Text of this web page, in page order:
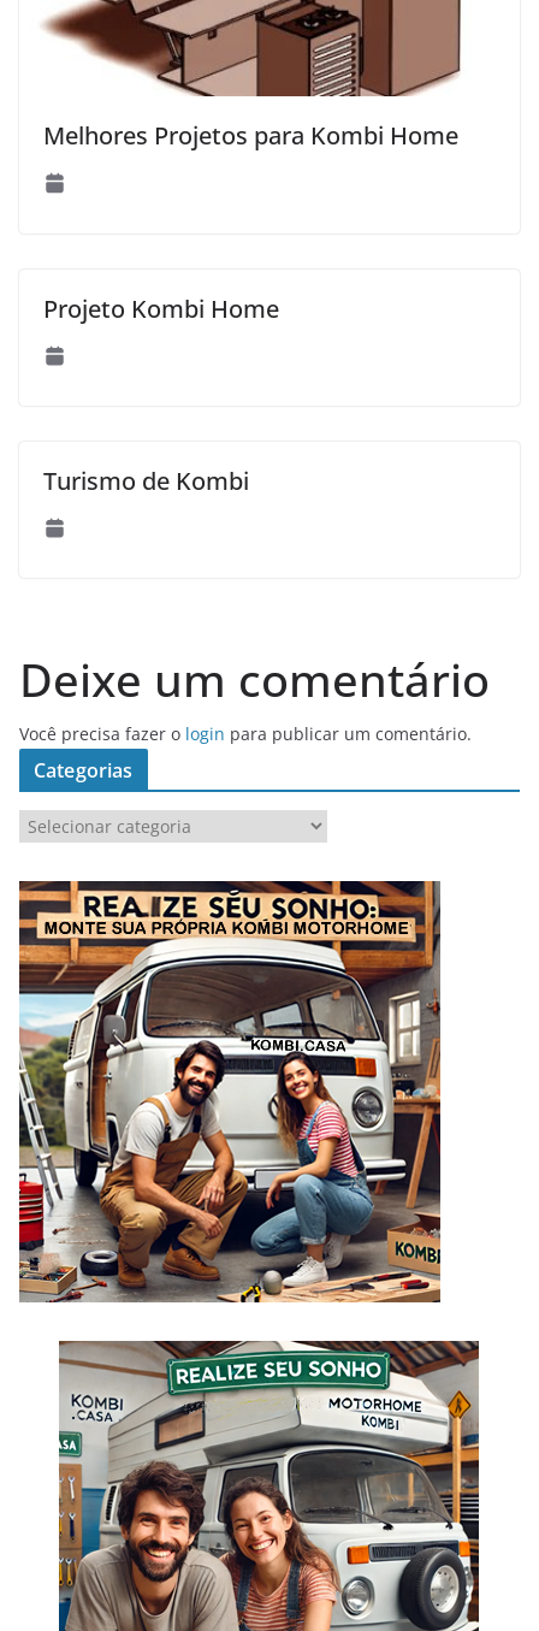
Melhores Projetos para Kombi Home
Projeto Kombi Home
Turismo de Kombi
Deixe um comentário
Você precisa fazer o login para publicar um comentário.
Categorias
a
e
g
o
r
a
s